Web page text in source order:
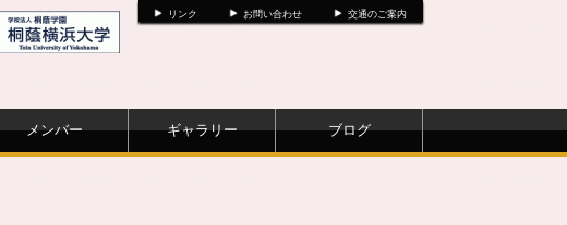
リンク お問い合わせ 交通のご案内
メンバー ギャラリー ブログ